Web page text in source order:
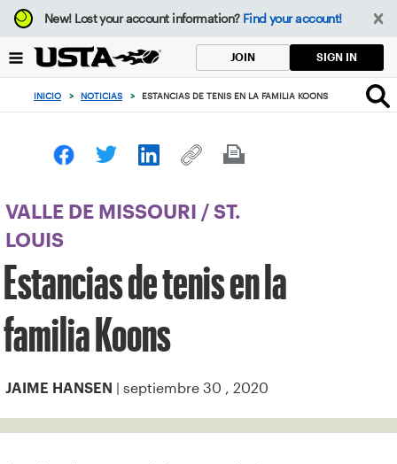
Enfoque
desde
botón
volver
principio
New!Lost your account information? Find your account!
JOIN SIGN IN
INICIO > NOTICIAS > ESTANCIAS DE TENIS EN LA FAMILIA KOONS
VALLE DE MISSOURI / ST.
LOUIS
Estancias de tenis en la
familia Koons
JAIME HANSEN | septiembre 30 , 2020